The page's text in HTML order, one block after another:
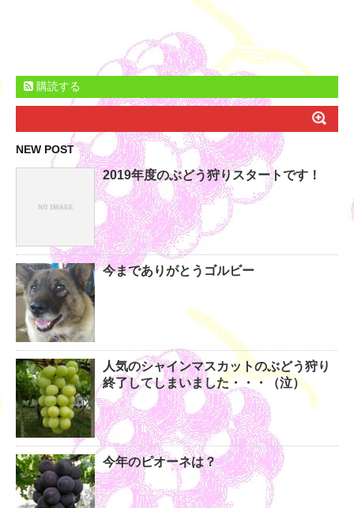
購読する
NEW POST
2019年度のぶどう狩りスタートです！
今までありがとうゴルビー
人気のシャインマスカットのぶどう狩り
終了してしまいました・・・（泣）
今年のピオーネは？